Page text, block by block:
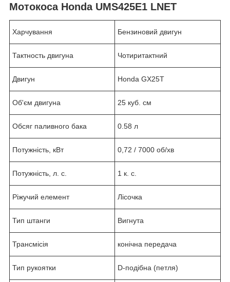
Мотокоса Honda UMS425E1 LNET
Харчування Бензиновий двигун
Тактность двигуна Чотиритактний
Двигун Honda GХ25Т
Об'єм двигуна 25 куб. см
Обсяг паливного бака 0.58 л
Потужність, кВт 0,72 / 7000 об/хв
Потужність, л. с. 1 к. с.
Ріжучий елемент Лісочка
Тип штанги Вигнута
Трансмісія конічна передача
Тип рукоятки D-подібна (петля)